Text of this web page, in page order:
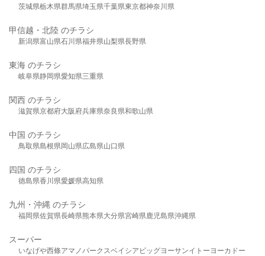
茨城県栃木県群馬県埼玉県千葉県東京都神奈川県
甲信越・北陸 のチラシ
新潟県富山県石川県福井県山梨県長野県
東海 のチラシ
岐阜県静岡県愛知県三重県
関西 のチラシ
滋賀県京都府大阪府兵庫県奈良県和歌山県
中国 のチラシ
鳥取県島根県岡山県広島県山口県
四国 のチラシ
徳島県香川県愛媛県高知県
九州・沖縄 のチラシ
福岡県佐賀県長崎県熊本県大分県宮崎県鹿児島県沖縄県
スーパー
いなげや西條アマノパークスベイシア ビッグヨーサンイトーヨーカドー